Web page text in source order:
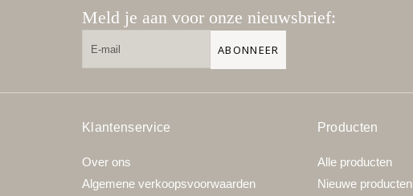
Meld je aan voor onze nieuwsbrief:
ABONNEER
Klantenservice
Over ons
Algemene verkoopsvoorwaarden
Producten
Alle producten
Nieuwe producten